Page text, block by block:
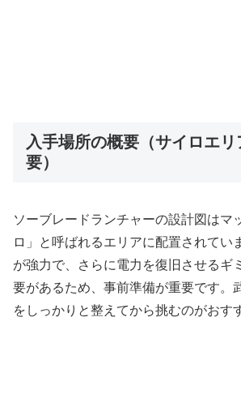
入手場所の概要（サイロエ
要）
ソーブレードランチャーの設計図はマ
ロ」と呼ばれるエリアに配置されてい
が強力で、さらに電力を復旧させるギ
要があるため、事前準備が重要です。
をしっかりと整えてから挑むのがおす